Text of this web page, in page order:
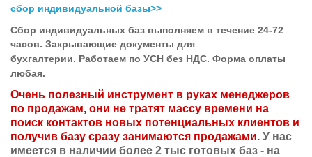
сбор индивидуальной базы>>
Сбор индивидуальных баз выполняем в течение 24-72
часов. Закрывающие документы для
бухгалтерии. Работаем по УСН без НДС. Форма оплаты
любая.
Очень полезный инструмент в руках менеджеров
по продажам, они не тратят массу времени на
поиск контактов новых потенциальных клиентов и
получив базу сразу занимаются продажами. У нас
имеется в наличии более 2 тыс готовых баз - на